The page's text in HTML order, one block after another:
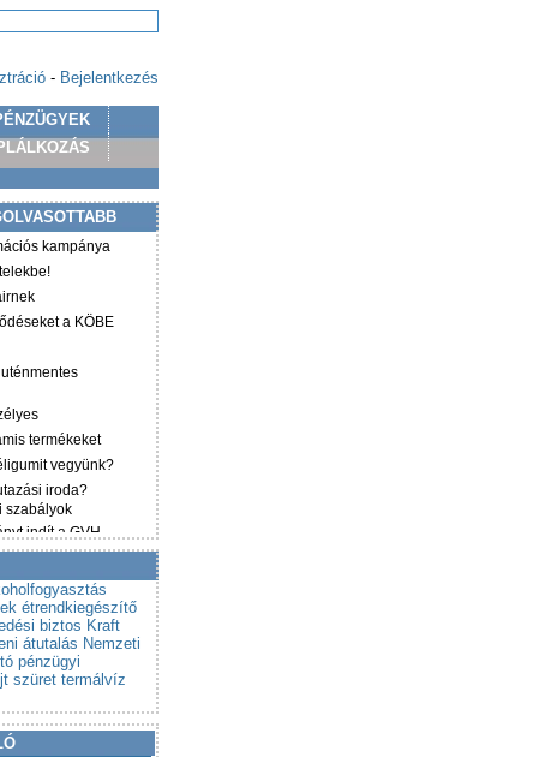
- Bejelentkezés
kampánya
a KÖBE
termékeket
vegyünk?
iroda?
szabályok
indít a GVH
a csalókat!
étrendkiegészítő
biztos Kraft
átutalás Nemzeti
pénzügyi
szüret termálvíz